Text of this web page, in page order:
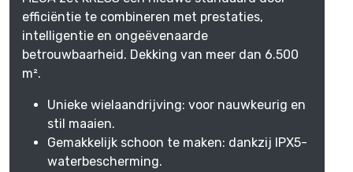
efficiëntie te combineren met prestaties,
intelligentie en ongeëvenaarde
betrouwbaarheid. Dekking van meer dan 6.500
m².
Unieke wielaandrijving: voor nauwkeurig en
stil maaien.
Gemakkelijk schoon te maken: dankzij IPX5-
waterbescherming.